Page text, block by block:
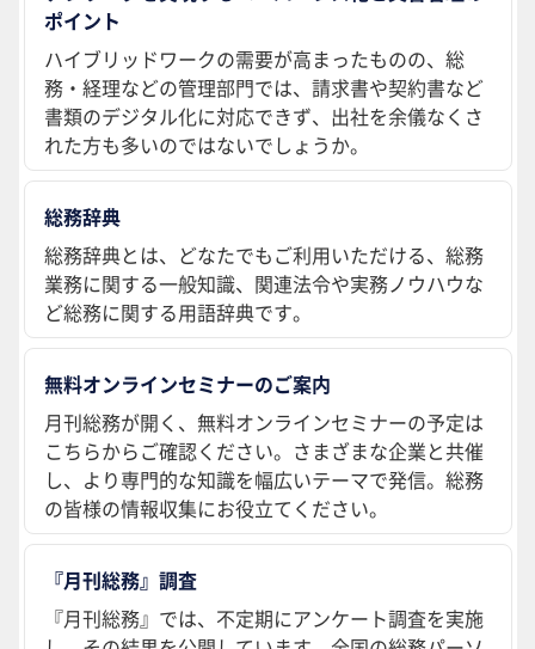
ポイント
ハイブリッドワークの需要が高まったものの、総
務・経理などの管理部門では、請求書や契約書など
書類のデジタル化に対応できず、出社を余儀なくさ
れた方も多いのではないでしょうか。
総務辞典
総務辞典とは、どなたでもご利用いただける、総務
業務に関する一般知識、関連法令や実務ノウハウな
ど総務に関する用語辞典です。
無料オンラインセミナーのご案内
月刊総務が開く、無料オンラインセミナーの予定は
こちらからご確認ください。さまざまな企業と共催
し、より専門的な知識を幅広いテーマで発信。総務
の皆様の情報収集にお役立てください。
『月刊総務』調査
『月刊総務』では、不定期にアンケート調査を実施